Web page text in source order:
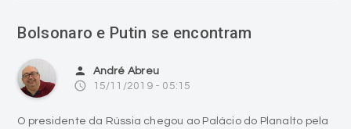
Bolsonaro e Putin se encontram
person André Abreu
access_time 15/11/2019 - 05:15
O presidente da Rússia chegou ao Palácio do Planalto pela